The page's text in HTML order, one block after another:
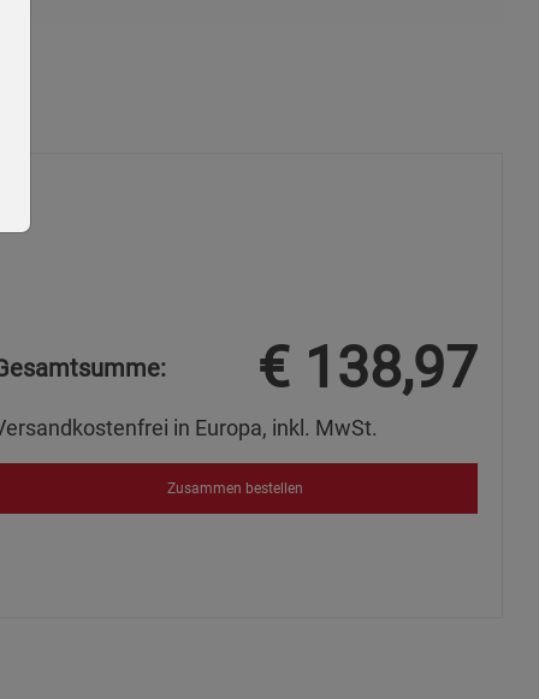
€ 138,97
in Europa, inkl. MwSt.
Zusammen bestellen